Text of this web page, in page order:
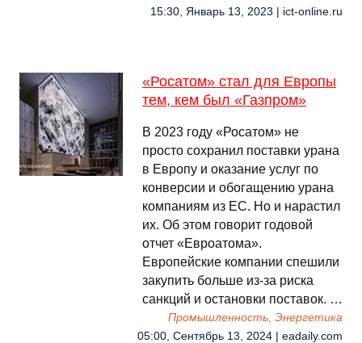
15:30, Январь 13, 2023 | ict-online.ru
«Росатом» стал для Европы
тем, кем был «Газпром»
В 2023 году «Росатом» не
просто сохранил поставки урана
в Европу и оказание услуг по
конверсии и обогащению урана
компаниям из ЕС. Но и нарастил
их. Об этом говорит годовой
отчет «Евроатома».
Европейские компании спешили
закупить больше из-за риска
санкций и остановки поставок. …
Промышленность, Энергетика
05:00, Сентябрь 13, 2024 | eadaily.com